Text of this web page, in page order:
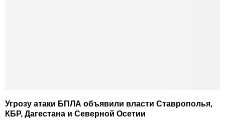
Угрозу атаки БПЛА объявили власти Ставрополья,
КБР, Дагестана и Северной Осетии